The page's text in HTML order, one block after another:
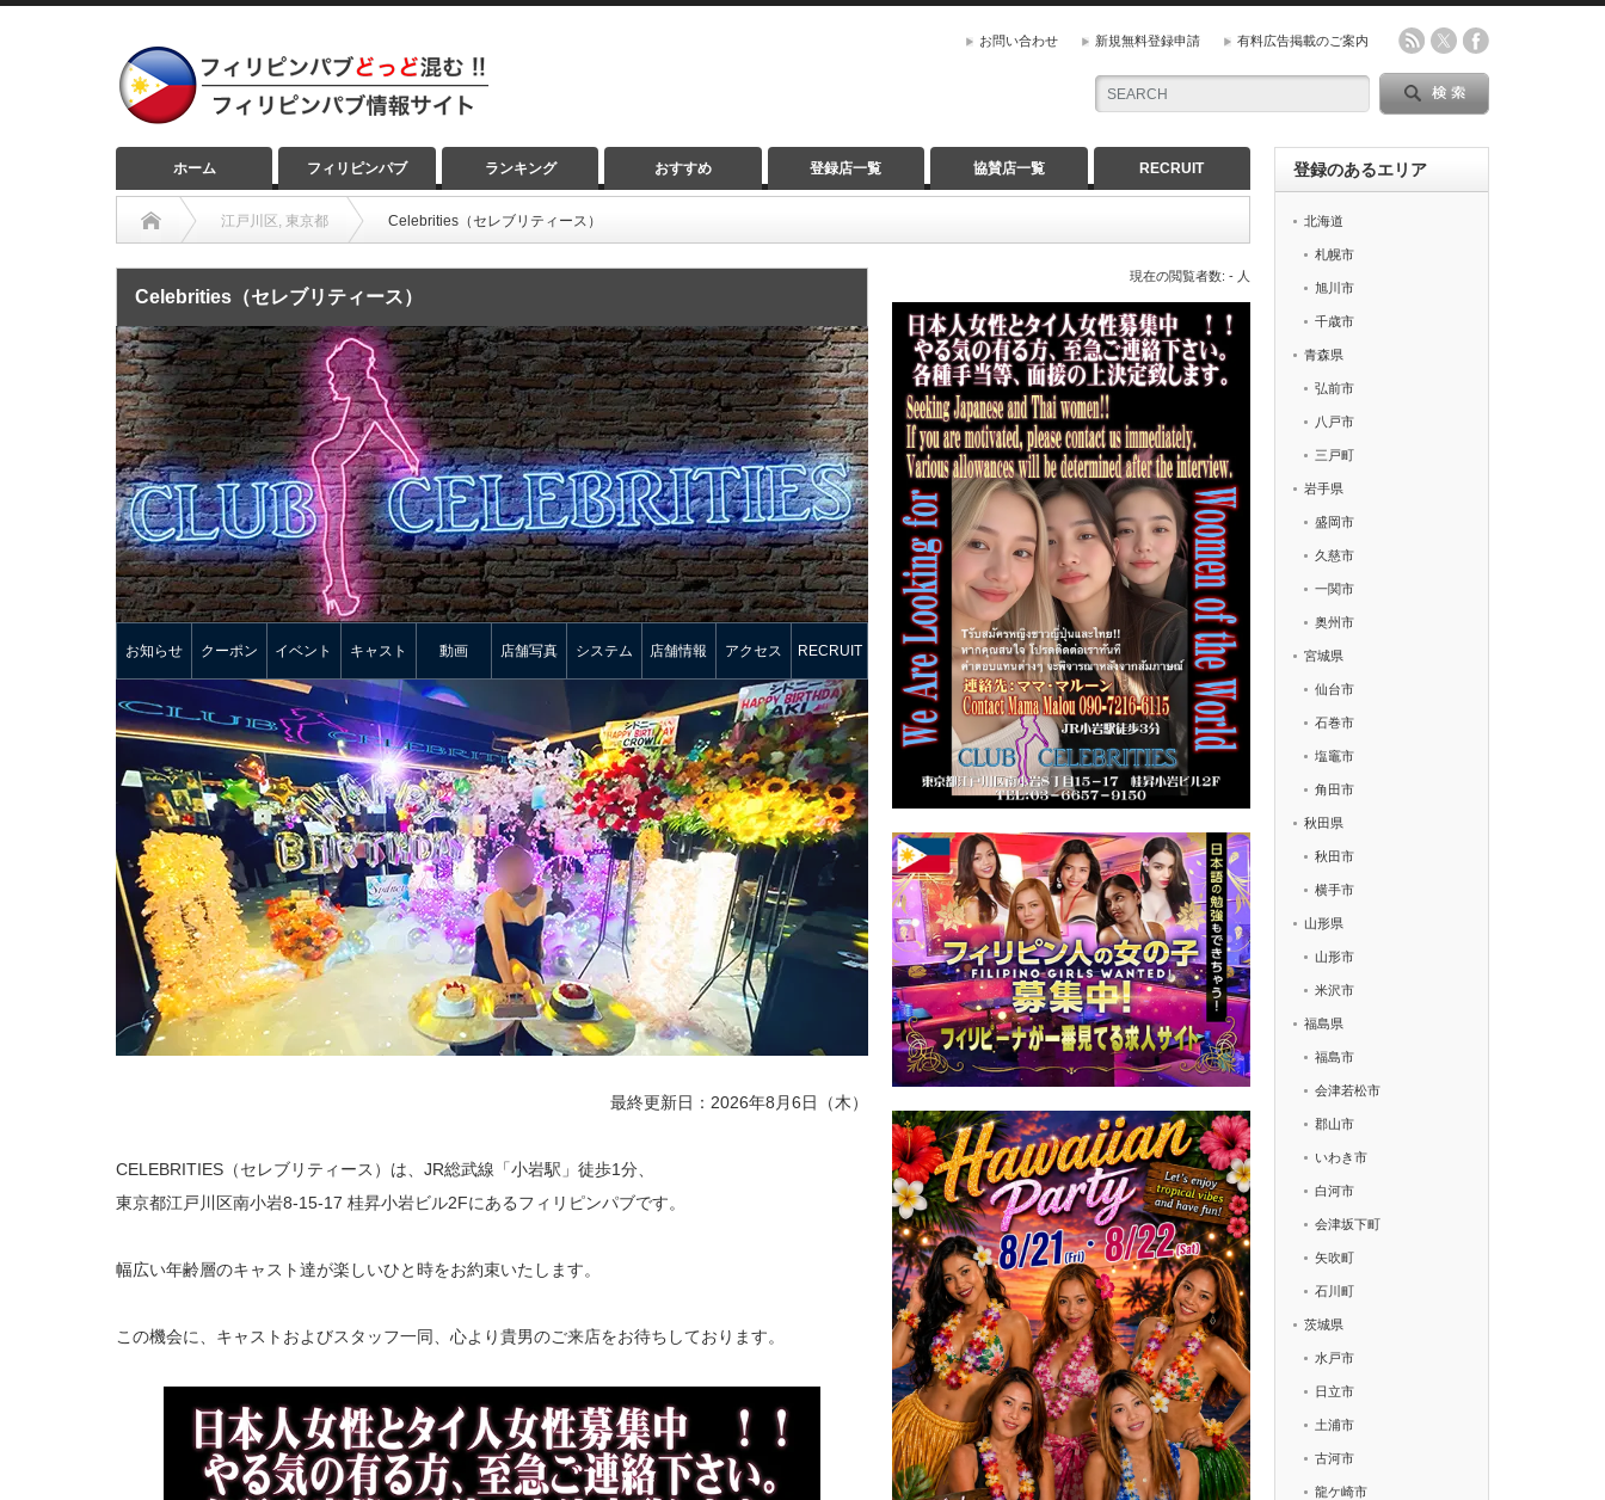
お問い合わせ 新規無料登録申請 有料広告掲載のご案内
ホーム フィリピンパブ ランキング おすすめ 登録店一覧 協賛店一覧 RECRUIT
江戸川区 , 東京都 Celebrities（セレブリティース）
Celebrities（セレブリティース）
お知らせ クーポン イベント キャスト 動画 店舗写真 システム 店舗情報 アクセス RECRUIT
最終更新日：2026年8月6日（木）
CELEBRITIES（セレブリティース）は、JR総武線「小岩駅」徒歩1分、
東京都江戸川区南小岩8-15-17 桂昇小岩ビル2Fにあるフィリピンパブです。
幅広い年齢層のキャスト達が楽しいひと時をお約束いたします。
この機会に、キャストおよびスタッフ一同、心より貴男のご来店をお待ちしております。
現在の閲覧者数: - 人
登録のあるエリア
北海道
札幌市
旭川市
千歳市
青森県
弘前市
八戸市
三戸町
岩手県
盛岡市
久慈市
一関市
奥州市
宮城県
仙台市
石巻市
塩竈市
角田市
秋田県
秋田市
横手市
山形県
山形市
米沢市
福島県
福島市
会津若松市
郡山市
いわき市
白河市
会津坂下町
矢吹町
石川町
茨城県
水戸市
日立市
土浦市
古河市
龍ケ崎市